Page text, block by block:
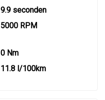
9.9 seconden
5000 RPM
0 Nm
11.8 l/100km